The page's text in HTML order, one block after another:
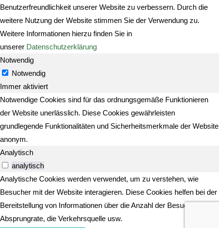
Benutzerfreundlichkeit unserer Website zu verbessern. Durch die
weitere Nutzung der Website stimmen Sie der Verwendung zu.
Weitere Informationen hierzu finden Sie in
unserer Datenschutzerklärung
Notwendig
Notwendig
Immer aktiviert
Notwendige Cookies sind für das ordnungsgemäße Funktionieren
der Website unerlässlich. Diese Cookies gewährleisten
grundlegende Funktionalitäten und Sicherheitsmerkmale der Website
anonym.
Analytisch
analytisch
Analytische Cookies werden verwendet, um zu verstehen, wie
Besucher mit der Website interagieren. Diese Cookies helfen bei der
Bereitstellung von Informationen über die Anzahl der Besucher, die
Absprungrate, die Verkehrsquelle usw.